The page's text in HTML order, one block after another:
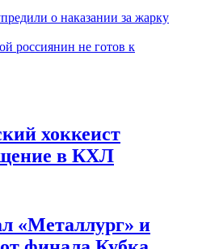
о наказании за жарку
россиянин не готов к
хоккеист
в КХЛ
«Металлург» и